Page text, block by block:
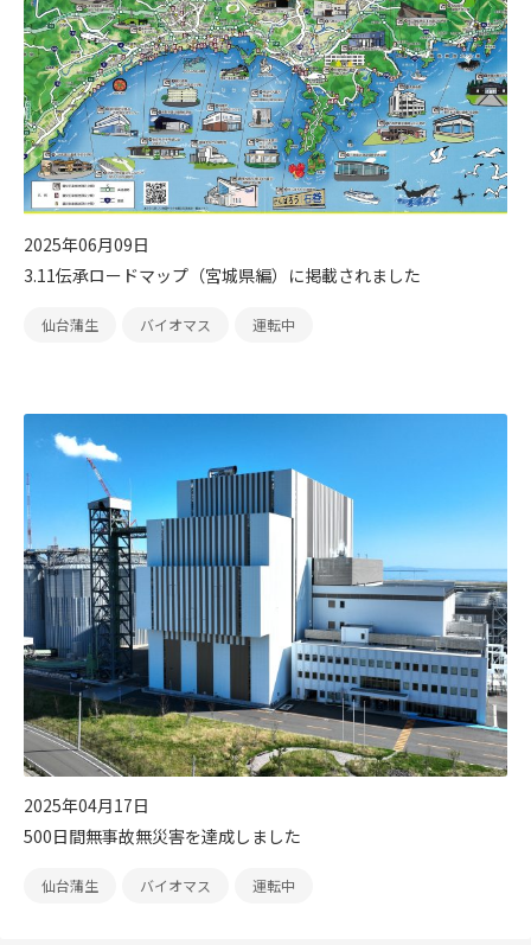
2025年06月09日
3.11伝承ロードマップ（宮城県編）に掲載されました
仙台蒲生 バイオマス 運転中
2025年04月17日
500日間無事故無災害を達成しました
仙台蒲生 バイオマス 運転中